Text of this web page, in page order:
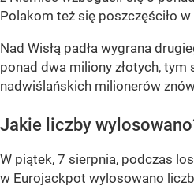
Polakom też się poszczęściło
Nad Wisłą padła wygrana
ponad dwa miliony złotych, tym
nadwiślańskich milionerów
Jakie liczby
W piątek, 7 sierpnia, podczas
w Eurojackpot wylosowano